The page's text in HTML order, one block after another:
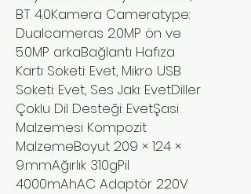
BT 4.0Kamera Cameratype:
Dualcameras 2.0MP ön ve
5.0MP arkaBağlantı Hafıza
Kartı Soketi: Evet, Mikro USB
Soketi: Evet, Ses Jakı: EvetDiller
Çoklu Dil Desteği: EvetŞasi
Malzemesi Kompozit
MalzemeBoyut 209 × 124 ×
9.mmAğırlık 310gPil
4000mAhAC Adaptör 220V